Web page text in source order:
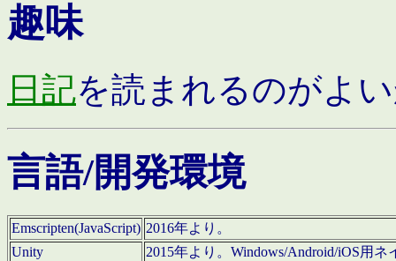
趣味
日記を読まれるのがよ
言語/開発環境
Emscripten(JavaScript) 2016年より。
Unity
2015年より。Windows/Android/iOS用